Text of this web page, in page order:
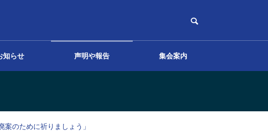
知らせ 声明や報告 集会案内
その他
のために祈りましょう」